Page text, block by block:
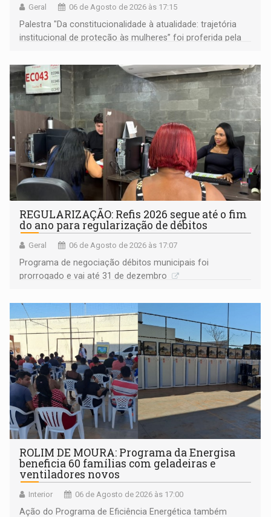
Geral 06 de Agosto de 2026 às 17:15
Palestra "Da constitucionalidade à atualidade: trajetória
institucional de proteção às mulheres” foi proferida pela
Goiás
REGULARIZAÇÃO: Refis 2026 segue até o fim
do ano para regularização de débitos
Geral 06 de Agosto de 2026 às 17:07
Programa de negociação débitos municipais foi
prorrogado e vai até 31 de dezembro
ROLIM DE MOURA: Programa da Energisa
beneficia 60 famílias com geladeiras e
ventiladores novos
Interior 06 de Agosto de 2026 às 17:00
Ação do Programa de Eficiência Energética também